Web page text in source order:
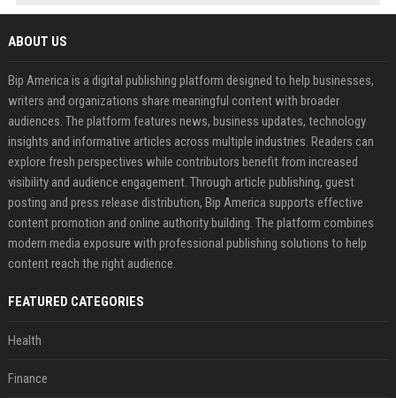
ABOUT US
Bip America is a digital publishing platform designed to help businesses,
writers and organizations share meaningful content with broader
audiences. The platform features news, business updates, technology
insights and informative articles across multiple industries. Readers can
explore fresh perspectives while contributors benefit from increased
visibility and audience engagement. Through article publishing, guest
posting and press release distribution, Bip America supports effective
content promotion and online authority building. The platform combines
modern media exposure with professional publishing solutions to help
content reach the right audience.
FEATURED CATEGORIES
Health
Finance